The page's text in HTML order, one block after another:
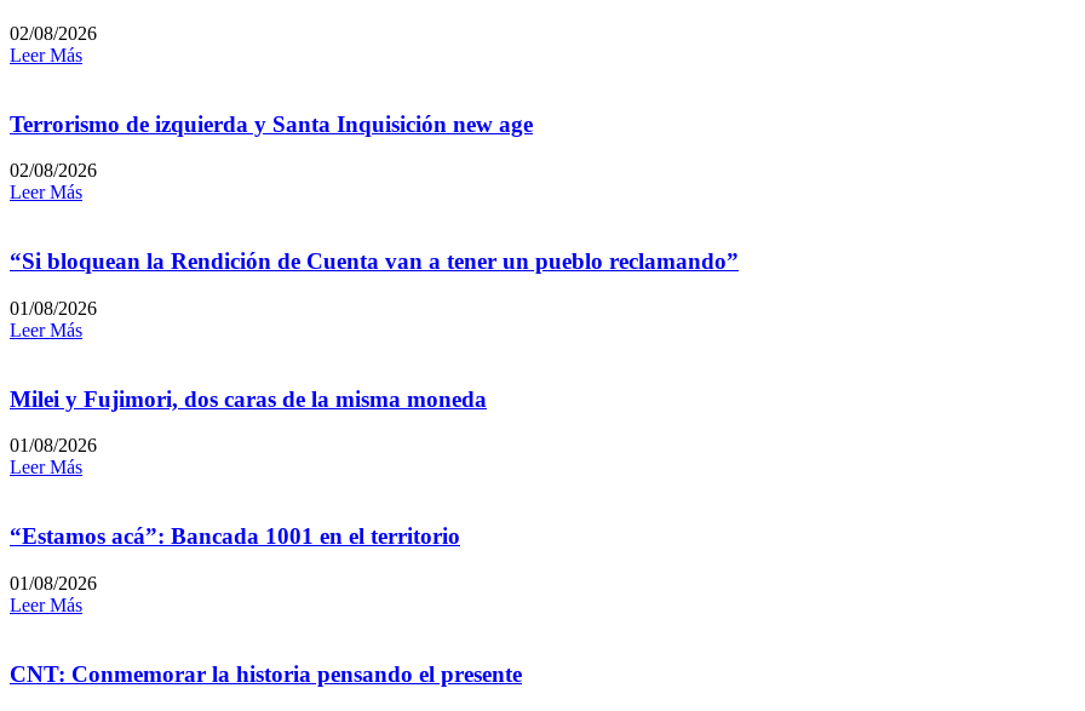
02/08/2026
Leer Más
Terrorismo de izquierda y Santa Inquisición new age
02/08/2026
Leer Más
“Si bloquean la Rendición de Cuenta van a tener un pueblo reclamando”
01/08/2026
Leer Más
Milei y Fujimori, dos caras de la misma moneda
01/08/2026
Leer Más
“Estamos acá”: Bancada 1001 en el territorio
01/08/2026
Leer Más
CNT: Conmemorar la historia pensando el presente